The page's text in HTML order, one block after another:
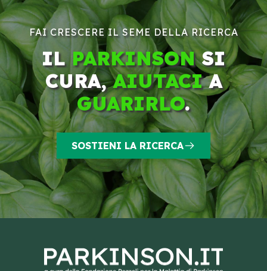
FAI CRESCERE IL SEME DELLA RICERCA
ILPARKINSONSI
CURA,AIUTACIA
GUARIRLO.
SOSTIENI LA RICERCA